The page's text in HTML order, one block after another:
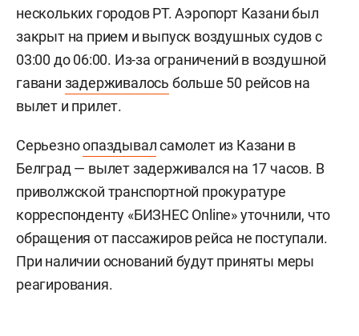
нескольких городов РТ. Аэропорт Казани был
закрыт на прием и выпуск воздушных судов с
03:00 до 06:00. Из-за ограничений в воздушной
гавани задерживалось больше 50 рейсов на
вылет и прилет.
Серьезноопаздывалсамолет из Казани в
Белград — вылет задерживался на 17 часов. В
приволжской транспортной прокуратуре
корреспонденту «БИЗНЕС Online» уточнили, что
обращения от пассажиров рейса не поступали.
При наличии оснований будут приняты меры
реагирования.